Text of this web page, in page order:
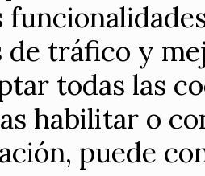
de tráfico y
todas las
habilitar o
puede